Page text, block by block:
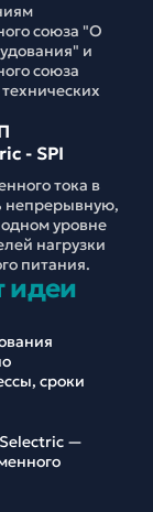
союза "О
и
союза
- SPI
тока в
непрерывную,
уровне
нагрузки
питания.
идеи
сроки
—